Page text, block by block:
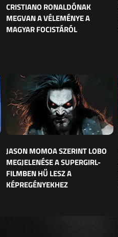
CRISTIANO RONALDÓNAK
MEGVAN A VÉLEMÉNYE A
MAGYAR FOCISTÁRÓL
JASON MOMOA SZERINT LOBO
MEGJELENÉSE A SUPERGIRL-
FILMBEN HŰ LESZ A
KÉPREGÉNYEKHEZ